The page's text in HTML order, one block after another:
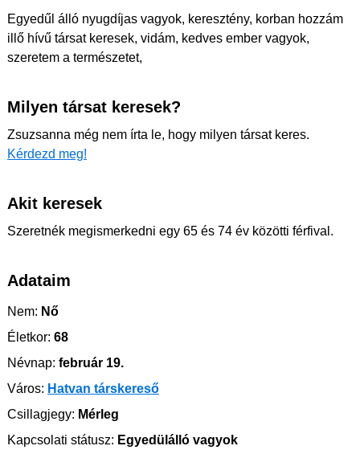
Egyedűl álló nyugdíjas vagyok, keresztény, korban hozzám
illő hívű társat keresek, vidám, kedves ember vagyok,
szeretem a természetet,
Milyen társat keresek?
Zsuzsanna még nem írta le, hogy milyen társat keres.
Kérdezd meg!
Akit keresek
Szeretnék megismerkedni egy 65 és 74 év közötti férfival.
Adataim
Nem: Nő
Életkor: 68
Névnap: február 19.
Város: Hatvan társkereső
Csillagjegy: Mérleg
Kapcsolati státusz: Egyedülálló vagyok